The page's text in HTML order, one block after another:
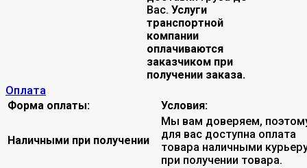
Вас. Услуги
транспортной
компании
оплачиваются
заказчиком при
получении заказа.
Оплата
Форма оплаты: Условия:
Наличными при получении
Мы вам доверяем,
для вас доступна оплата
товара наличными
при получении товара.